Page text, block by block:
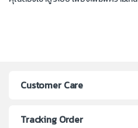
Customer Care
Tracking Order